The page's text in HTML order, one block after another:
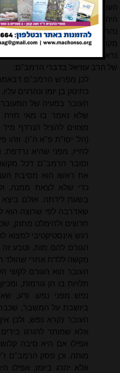
העובדה שהצרים על העיר הצביעו
היה גם מחויב מיתה למלכות, ולא
נהרגים. קשה אם כן להשתמש
מקום לאסור על פי שיטת הרמב"ם.
נראה שיש למצוא דרך היתר גם על
של הרב עוזיאל בדברי הרמב"ם:
לכן מפרש הרמב"ם
כתינוק בן יומו ונהרגים
העובר במעיה של
שלא נאמר בו מאי
מצווים להציל הנרדף
(הל' יסו"ת פ"א ה"ו). וזהו
לחייו, מפני שהיא נרדפת,
וסובר הרמב"ם דכל
את ראשו הוא מסיבת
כדי שלא לצאת ממנה,
בשעת לידתה. אולם ביצא
שאדרבה לפי שרוצה הוא
חדשים ולהימלט מחנק, שכך
רגש אינסטיקטיבי למצוא
הגורם להם מות, וטבע
מקשה ללדת אחרי שהולד
העובר הוא הגורם לקשי
תלויות בו הן גורמות,
נפש מפני נפש. ודע,
ביושבת על המשבר, שכבר
העובר נקרא נפש, ולכן
אלא שמותר להורגו
אפילו אם היא סיבה
מותה. וכן פסק הרמב"ם
אלא יהרג ביומו, אפילו